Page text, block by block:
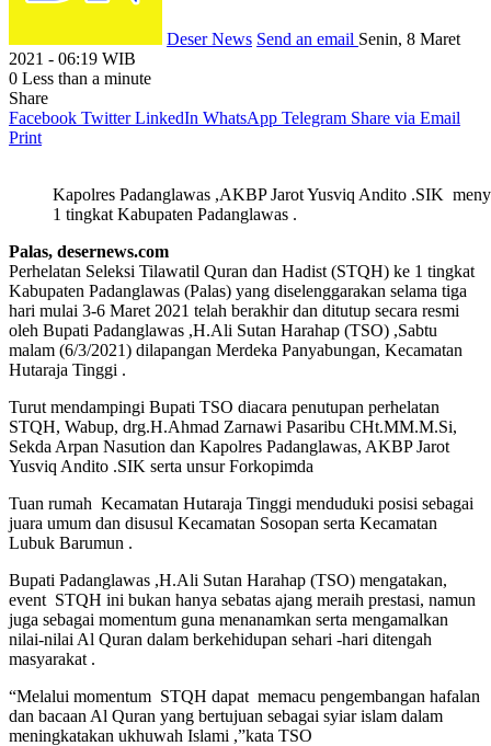
Deser News Send an email Senin, 8 Maret
2021 - 06:19 WIB
0 Less than a minute
Share
Facebook Twitter LinkedIn WhatsApp Telegram Share via Email
Print
Kapolres Padanglawas ,AKBP Jarot Yusviq Andito .SIK
1 tingkat Kabupaten Padanglawas .
Palas, desernews.com
Perhelatan Seleksi Tilawatil Quran dan Hadist (STQH) ke 1 tingkat
Kabupaten Padanglawas (Palas) yang diselenggarakan selama tiga
hari mulai 3-6 Maret 2021 telah berakhir dan ditutup secara resmi
oleh Bupati Padanglawas ,H.Ali Sutan Harahap (TSO) ,Sabtu
malam (6/3/2021) dilapangan Merdeka Panyabungan, Kecamatan
Hutaraja Tinggi .
Turut mendampingi Bupati TSO diacara penutupan perhelatan
STQH, Wabup, drg.H.Ahmad Zarnawi Pasaribu CHt.MM.M.Si,
Sekda Arpan Nasution dan Kapolres Padanglawas, AKBP Jarot
Yusviq Andito .SIK serta unsur Forkopimda
Tuan rumah Kecamatan Hutaraja Tinggi menduduki posisi sebagai
juara umum dan disusul Kecamatan Sosopan serta Kecamatan
Lubuk Barumun .
Bupati Padanglawas ,H.Ali Sutan Harahap (TSO) mengatakan,
event STQH ini bukan hanya sebatas ajang meraih prestasi, namun
juga sebagai momentum guna menanamkan serta mengamalkan
nilai-nilai Al Quran dalam berkehidupan sehari -hari ditengah
masyarakat .
“Melalui momentum STQH dapat memacu pengembangan hafalan
dan bacaan Al Quran yang bertujuan sebagai syiar islam dalam
meningkatakan ukhuwah Islami ,”kata TSO